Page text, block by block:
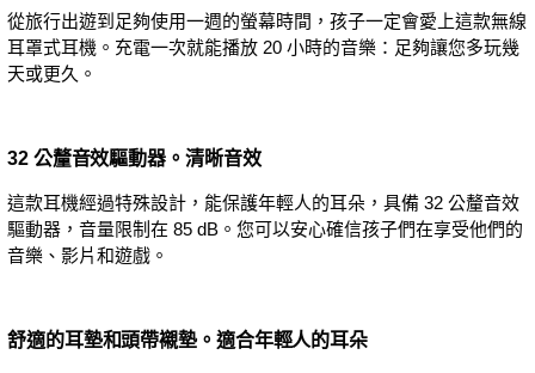
從旅行出遊到足夠使用一週的螢幕時間，孩子一定會愛上這款無線
耳罩式耳機。充電一次就能播放 20 小時的音樂：足夠讓您多玩幾
天或更久。
32 公釐音效驅動器。清晰音效
這款耳機經過特殊設計，能保護年輕人的耳朵，具備 32 公釐音效
驅動器，音量限制在 85 dB。您可以安心確信孩子們在享受他們的
音樂、影片和遊戲。
舒適的耳墊和頭帶襯墊。適合年輕人的耳朵